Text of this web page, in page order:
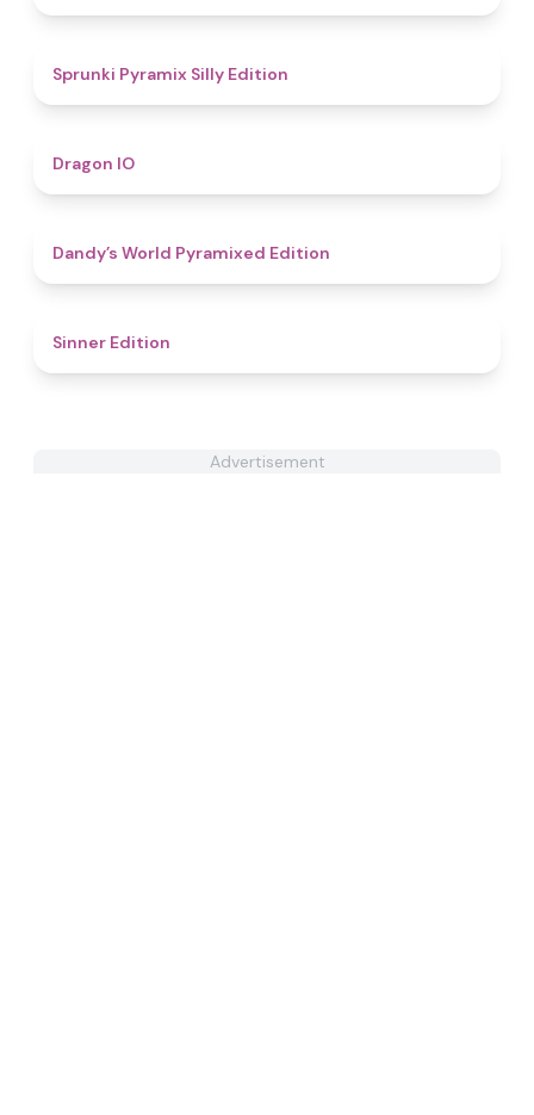
Sprunki Pyramix Silly Edition
Dragon IO
Dandy’s World Pyramixed Edition
Sinner Edition
Advertisement